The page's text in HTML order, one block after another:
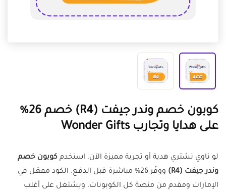
كوبون خصم وندر جيفت (R4) خصم 26%
على هدايا وتجارب Wonder Gifts
لو ناوي تشتري هدية أو تجربة مميزة الآن، استخدم كوبون خصم
وندر جيفت (R4)
ووفّر 26% مباشرة قبل الدفع. الكود مفعّل في
الإمارات ومقدم من منصة كل الكوبونات، ويشتغل على أغلب